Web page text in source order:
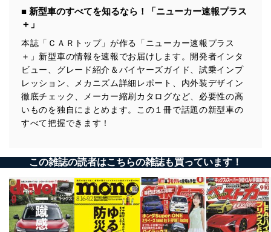
個人情報は、同意を得ずに目的外利用、第三者への提
供・開示は行いません。当社においてはこれらの取り組
ます。また、目的外利用を行わないために、適切な管理
措置を講じます。
法令遵守
当社は、個人情報に関連する法令、国が定める指針及び
その他の規範を遵守します。また、当社の管理の仕組み
に、これらの法令及びその他の規範を常に適合させま
に、下記セキュリティ対策をはじめとする安全対策を実
施し、個人情報の漏えい、滅失またはき損の防止及び是
正に努めます。
アクセス制御
■ 新型車のすべてを知るなら！「ニューカー速報プラス
＋」
本誌「ＣＡＲトップ」が作る「ニューカー速報プラス
＋」新型車の情報を速報でお届けします。開発者インタ
ビュー、グレード紹介＆バイヤーズガイド、試乗インプ
レッション、メカニズム詳細レポート、内外装デザイン
徹底チェック、メーカー縮刷カタログなど、必要性の高
いものを独自にまとめます。この１冊で話題の新型車の
すべて把握できます！
この雑誌の読者はこちらの雑誌も買っています！